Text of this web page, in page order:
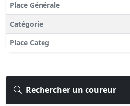
Place Générale
Catégorie
Place Categ
Rechercher un coureur